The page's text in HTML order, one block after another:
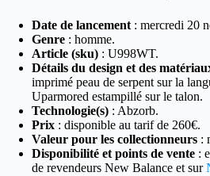
Date de lancement : mercredi 20
Genre : homme.
Article (sku) : U998WT.
Détails du design et des
imprimé peau de serpent sur la
Uparmored estampillé sur le talon.
Technologie(s) : Abzorb.
Prix : disponible au tarif de 260€.
Valeur pour les collectionneurs :
Disponibilité et points de vente :
de revendeurs New Balance et sur